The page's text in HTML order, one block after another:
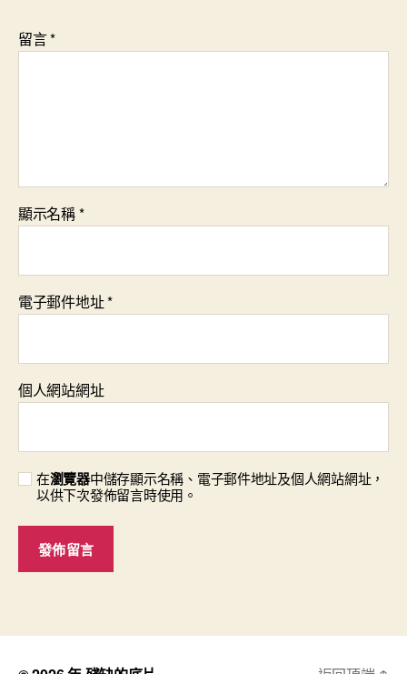
留言*
顯示名稱*
電子郵件地址*
個人網站網址
在瀏覽器中儲存顯示名稱、電子郵件地址及個人網站網址，
以供下次發佈留言時使用。